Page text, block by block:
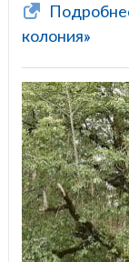
колония»